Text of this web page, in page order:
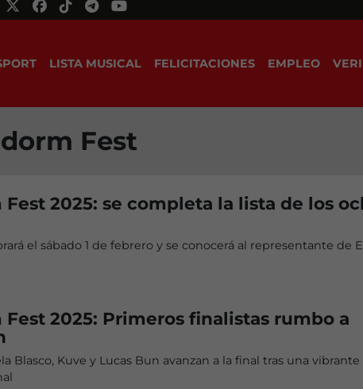
LISTA MUSICAL FELICITACIONES EMPLEO
Fest
2025: se completa la lista de los
el sábado 1 de febrero y se conocerá al representante de
2025: Primeros finalistas rumbo a
Blasco, Kuve y Lucas Bun avanzan a la final tras una vibrante